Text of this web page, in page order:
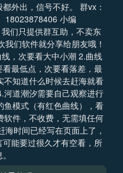
外出，信号不好。 群vx：
18023878406 小编
们只提供群互助，不卖东
们软件就分享给朋友哦！
，次要看大中小潮 2.曲线
最低点，次要看落差，最
不知道什么时候去赶海就看
河道潮汐需要自己观察进行
鱼模式（有红色曲线），看
软件，不收费，无需填任何
时间已经写在页面上了，
能要过很久才有空看，所